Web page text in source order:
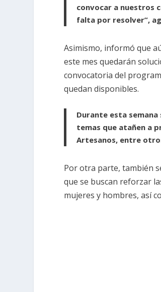
convocar a nuestros
falta por resolver”,
Asimismo, informó que
este mes quedarán
convocatoria del
quedan disponibles.
Durante esta
temas que atañen a
Artesanos, entre
Por otra parte, también
que se buscan reforzar
mujeres y hombres, así